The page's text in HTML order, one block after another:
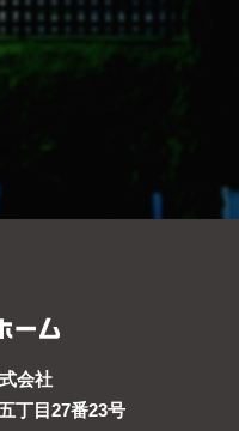
会社
丁目27番23号